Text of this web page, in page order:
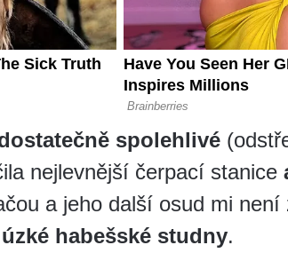
spolehlivé
nejlevnější čerpací stanice
a jeho další osud mi není
úzké habešské studny.